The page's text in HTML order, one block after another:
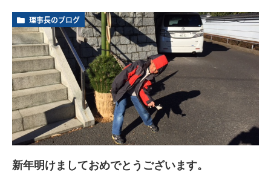
理事長のブログ
新年明けましておめでとうございます。